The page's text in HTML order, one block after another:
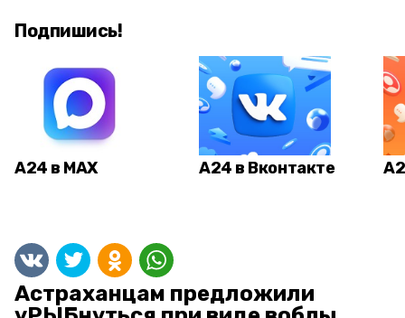
Подпишись!
А24 в MAX А24 в Вконтакте
Астраханцам предложили